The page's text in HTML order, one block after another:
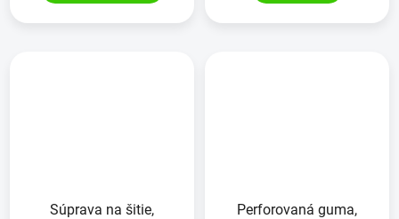
Súprava na šitie,
Perforovaná guma,